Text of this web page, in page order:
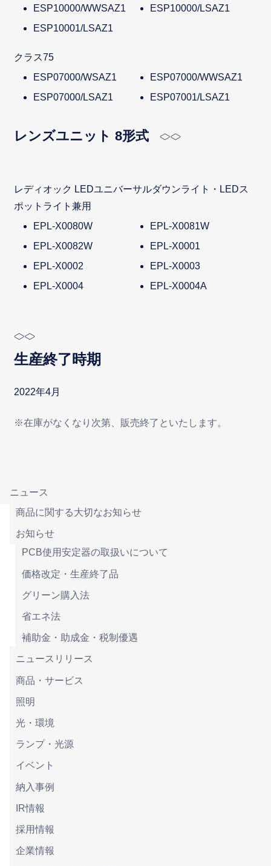
ESP10000/WWSAZ1
ESP10000/LSAZ1
ESP10001/LSAZ1
クラス75
ESP07000/WSAZ1
ESP07000/WWSAZ1
ESP07000/LSAZ1
ESP07001/LSAZ1
レンズユニット 8形式
レディオック LEDユニバーサルダウンライト・LEDス
ポットライト兼用
EPL-X0080W
EPL-X0081W
EPL-X0082W
EPL-X0001
EPL-X0002
EPL-X0003
EPL-X0004
EPL-X0004A
生産終了時期
2022年4月
※在庫がなくなり次第、販売終了といたします。
ニュース
商品に関する大切なお知らせ
お知らせ
PCB使用安定器の取扱いについて
価格改定・生産終了品
グリーン購入法
省エネ法
補助金・助成金・税制優遇
ニュースリリース
商品・サービス
照明
光・環境
ランプ・光源
イベント
納入事例
IR情報
採用情報
企業情報